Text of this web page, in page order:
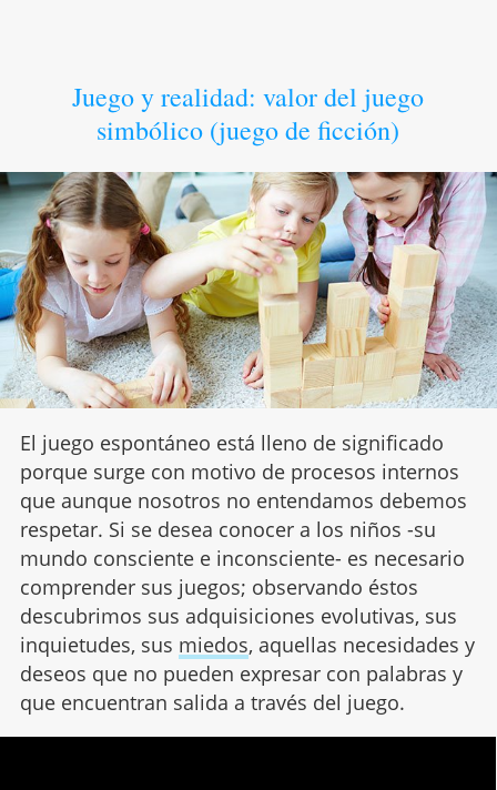
Juego y realidad: valor del juego
simbólico (juego de ficción)
El juego espontáneo está lleno de significado
porque surge con motivo de procesos internos
que aunque nosotros no entendamos debemos
respetar. Si se desea conocer a los niños -su
mundo consciente e inconsciente- es necesario
comprender sus juegos; observando éstos
descubrimos sus adquisiciones evolutivas, sus
inquietudes, sus miedos, aquellas necesidades y
deseos que no pueden expresar con palabras y
que encuentran salida a través del juego.